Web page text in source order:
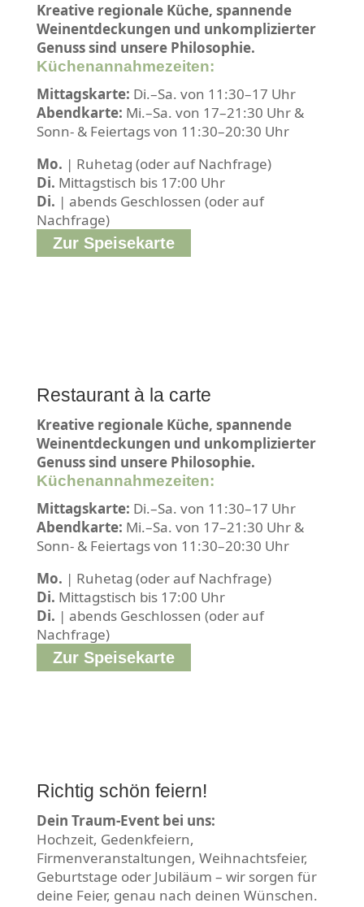
Kreative regionale Küche, spannende
Weinentdeckungen und unkomplizierter
Genuss sind unsere Philosophie.
Küchenannahmezeiten:
Mittagskarte: Di.–Sa. von 11:30–17 Uhr
Abendkarte: Mi.–Sa. von 17–21:30 Uhr &
Sonn- & Feiertags von 11:30–20:30 Uhr
Mo. | Ruhetag (oder auf Nachfrage)
Di. Mittagstisch bis 17:00 Uhr
Di. | abends Geschlossen (oder auf
Nachfrage)
Zur Speisekarte
Restaurant à la carte
Kreative regionale Küche, spannende
Weinentdeckungen und unkomplizierter
Genuss sind unsere Philosophie.
Küchenannahmezeiten:
Mittagskarte: Di.–Sa. von 11:30–17 Uhr
Abendkarte: Mi.–Sa. von 17–21:30 Uhr &
Sonn- & Feiertags von 11:30–20:30 Uhr
Mo. | Ruhetag (oder auf Nachfrage)
Di. Mittagstisch bis 17:00 Uhr
Di. | abends Geschlossen (oder auf
Nachfrage)
Zur Speisekarte
Richtig schön feiern!
Dein Traum-Event bei uns:
Hochzeit, Gedenkfeiern,
Firmenveranstaltungen, Weihnachtsfeier,
Geburtstage oder Jubiläum – wir sorgen für
deine Feier, genau nach deinen Wünschen.